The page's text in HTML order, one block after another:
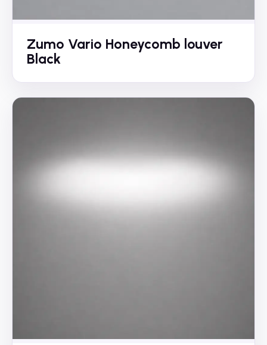
Zumo Vario Honeycomb louver
Black